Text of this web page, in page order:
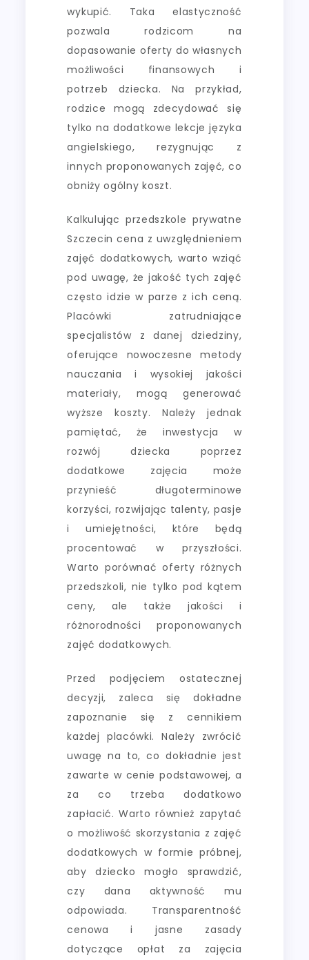
wykupić. Taka elastyczność
pozwala rodzicom na
dopasowanie oferty do własnych
możliwości finansowych i
potrzeb dziecka. Na przykład,
rodzice mogą zdecydować się
tylko na dodatkowe lekcje języka
angielskiego, rezygnując z
innych proponowanych zajęć, co
obniży ogólny koszt.
Kalkulując przedszkole prywatne
Szczecin cena z uwzględnieniem
zajęć dodatkowych, warto wziąć
pod uwagę, że jakość tych zajęć
często idzie w parze z ich ceną.
Placówki zatrudniające
specjalistów z danej dziedziny,
oferujące nowoczesne metody
nauczania i wysokiej jakości
materiały, mogą generować
wyższe koszty. Należy jednak
pamiętać, że inwestycja w
rozwój dziecka poprzez
dodatkowe zajęcia może
przynieść długoterminowe
korzyści, rozwijając talenty, pasje
i umiejętności, które będą
procentować w przyszłości.
Warto porównać oferty różnych
przedszkoli, nie tylko pod kątem
ceny, ale także jakości i
różnorodności proponowanych
zajęć dodatkowych.
Przed podjęciem ostatecznej
decyzji, zaleca się dokładne
zapoznanie się z cennikiem
każdej placówki. Należy zwrócić
uwagę na to, co dokładnie jest
zawarte w cenie podstawowej, a
za co trzeba dodatkowo
zapłacić. Warto również zapytać
o możliwość skorzystania z zajęć
dodatkowych w formie próbnej,
aby dziecko mogło sprawdzić,
czy dana aktywność mu
odpowiada. Transparentność
cenowa i jasne zasady
dotyczące opłat za zajęcia